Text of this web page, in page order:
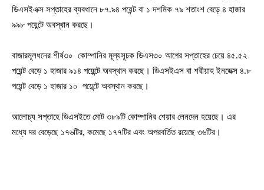
ডিএসইএক্স সপ্তাহের ব্যবধানে ৮৭.৯৪ পয়েন্ট বা ১ দশমিক ৭৯ শতাংশ বেড়ে ৪ হাজার
৯৯৮ পয়েন্টে অবস্থান করছে।
বাজারমূলধনের শীর্ষ৩০ কোম্পানির মূল্যসূচক ডিএস৩০ আগের সপ্তাহের চেয়ে ৪৫.৫২
পয়েন্ট বেড়ে ১ হাজার ৯১৪ পয়েন্টে অবস্থান করছে। ডিএসইএস বা শরীয়াহ ইনডেক্স ৪.৮
পয়েন্ট বেড়ে ১ হাজার ১০ পয়েন্টে অবস্থান করছে।
আলোচ্য সপ্তাহে ডিএসইতে মোট ৩৮৯টি কোম্পানির শেয়ার লেনদেন হয়েছে। এর
মধ্যে দর বেড়েছে ১৭৬টির, কমেছে ১৭৭টির এবং অপরবর্তিত রয়েছে ৩৬টির।